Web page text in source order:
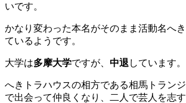
いです。
かなり変わった本名がそのまま活動名へ
ているようです。
大学は多摩大学ですが、 中退 しています。
へきトラハウスの相方である相馬トラン
で出会って仲良くなり、二人で芸人を志